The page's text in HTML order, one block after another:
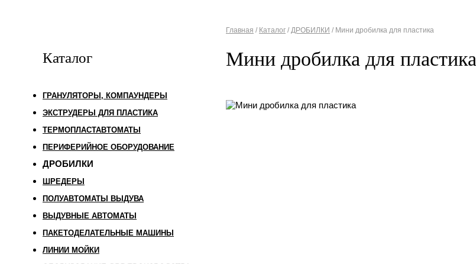
Каталог
ГРАНУЛЯТОРЫ, КОМПАУНДЕРЫ
ЭКСТРУДЕРЫ ДЛЯ ПЛАСТИКА
ТЕРМОПЛАСТАВТОМАТЫ
ПЕРИФЕРИЙНОЕ ОБОРУДОВАНИЕ
ДРОБИЛКИ
ШРЕДЕРЫ
ПОЛУАВТОМАТЫ ВЫДУВА
ВЫДУВНЫЕ АВТОМАТЫ
ПАКЕТОДЕЛАТЕЛЬНЫЕ МАШИНЫ
ЛИНИИ МОЙКИ
Главная / Каталог / ДРОБИЛКИ / Мини дробилка для пластика
Мини дробилка для пластика